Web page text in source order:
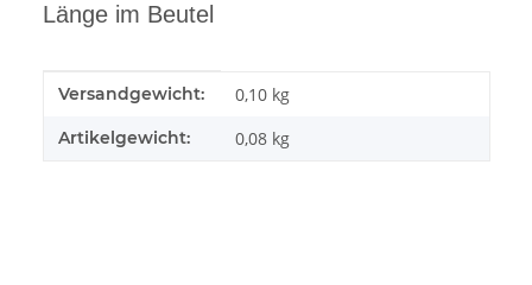
Länge im Beutel
Produkteigenschaft
Wert
Versandgewicht: 0,10 kg
Artikelgewicht: 0,08 kg